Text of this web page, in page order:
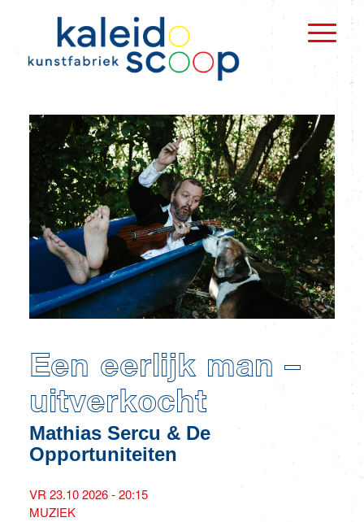
Een eerlijk man –
uitverkocht
Mathias Sercu & De
Opportuniteiten
VR 23.10 2026 - 20:15
MUZIEK